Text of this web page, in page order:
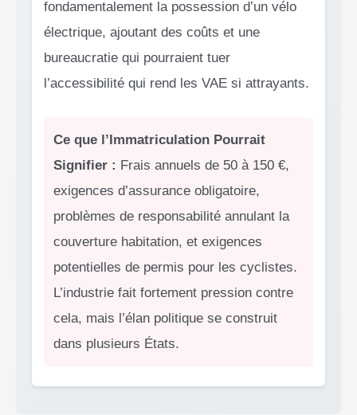
fondamentalement la possession d’un vélo
électrique, ajoutant des coûts et une
bureaucratie qui pourraient tuer
l’accessibilité qui rend les VAE si attrayants.
Ce que l’Immatriculation Pourrait
Signifier : Frais annuels de 50 à 150 €,
exigences d’assurance obligatoire,
problèmes de responsabilité annulant la
couverture habitation, et exigences
potentielles de permis pour les cyclistes.
L’industrie fait fortement pression contre
cela, mais l’élan politique se construit
dans plusieurs États.